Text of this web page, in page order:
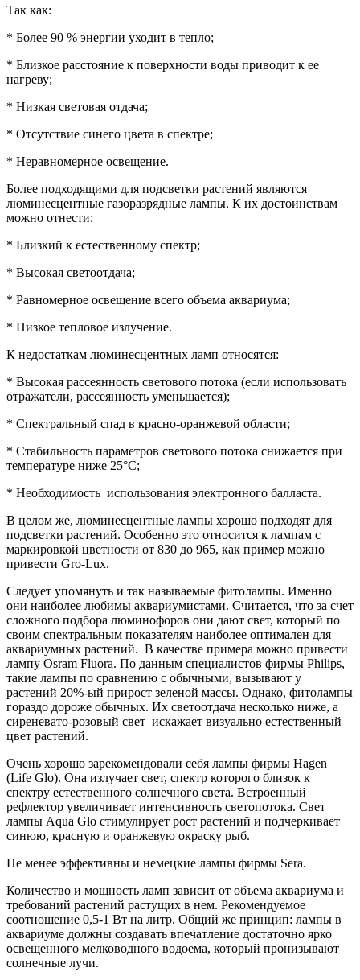
Так как:
* Более 90 % энергии уходит в тепло;
* Близкое расстояние к поверхности воды приводит к ее
нагреву;
* Низкая световая отдача;
* Отсутствие синего цвета в спектре;
* Неравномерное освещение.
Более подходящими для подсветки растений являются
люминесцентные газоразрядные лампы. К их достоинствам
можно отнести:
* Близкий к естественному спектр;
* Высокая светоотдача;
* Равномерное освещение всего объема аквариума;
* Низкое тепловое излучение.
К недостаткам люминесцентных ламп относятся:
* Высокая рассеянность светового потока (если использовать
отражатели, рассеянность уменьшается);
* Спектральный спад в красно-оранжевой области;
* Стабильность параметров светового потока снижается при
температуре ниже 25°С;
* Необходимость использования электронного балласта.
В целом же, люминесцентные лампы хорошо подходят для
подсветки растений. Особенно это относится к лампам с
маркировкой цветности от 830 до 965, как пример можно
привести Gro-Lux.
Следует упомянуть и так называемые фитолампы. Именно
они наиболее любимы аквариумистами. Считается, что за счет
сложного подбора люминофоров они дают свет, который по
своим спектральным показателям наиболее оптимален для
аквариумных растений. В качестве примера можно привести
лампу Osram Fluora. По данным специалистов фирмы Philips,
такие лампы по сравнению с обычными, вызывают у
растений 20%-ый прирост зеленой массы. Однако, фитолампы
гораздо дороже обычных. Их светоотдача несколько ниже, а
сиреневато-розовый свет искажает визуально естественный
цвет растений.
Очень хорошо зарекомендовали себя лампы фирмы Hagen
(Life Glo). Она излучает свет, спектр которого близок к
спектру естественного солнечного света. Встроенный
рефлектор увеличивает интенсивность светопотока. Свет
лампы Aqua Glo стимулирует рост растений и подчеркивает
синюю, красную и оранжевую окраску рыб.
Не менее эффективны и немецкие лампы фирмы Sera.
Количество и мощность ламп зависит от объема аквариума и
требований растений растущих в нем. Рекомендуемое
соотношение 0,5-1 Вт на литр. Общий же принцип: лампы в
аквариуме должны создавать впечатление достаточно ярко
освещенного мелководного водоема, который пронизывают
солнечные лучи.